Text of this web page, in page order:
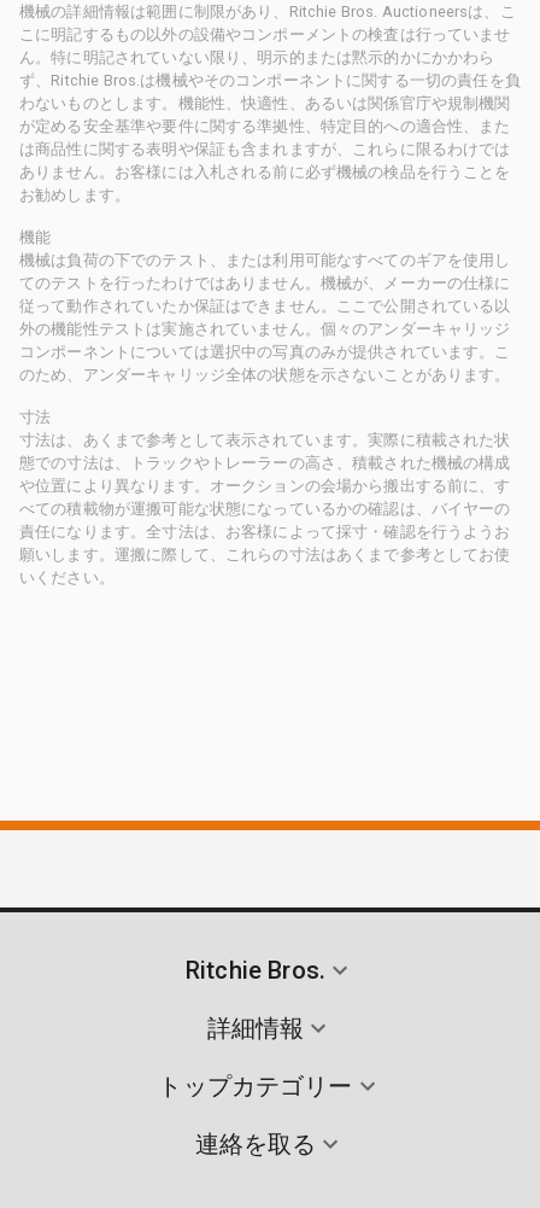
機械の詳細情報は範囲に制限があり、Ritchie Bros. Auctioneersは、こ
こに明記するもの以外の設備やコンポーメントの検査は行っていませ
ん。特に明記されていない限り、明示的または黙示的かにかかわら
ず、Ritchie Bros.は機械やそのコンポーネントに関する一切の責任を負
わないものとします。機能性、快適性、あるいは関係官庁や規制機関
が定める安全基準や要件に関する準拠性、特定目的への適合性、また
は商品性に関する表明や保証も含まれますが、これらに限るわけでは
ありません。お客様には入札される前に必ず機械の検品を行うことを
お勧めします。
機能
機械は負荷の下でのテスト、または利用可能なすべてのギアを使用し
てのテストを行ったわけではありません。機械が、メーカーの仕様に
従って動作されていたか保証はできません。ここで公開されている以
外の機能性テストは実施されていません。個々のアンダーキャリッジ
コンポーネントについては選択中の写真のみが提供されています。こ
のため、アンダーキャリッジ全体の状態を示さないことがあります。
寸法
寸法は、あくまで参考として表示されています。実際に積載された状
態での寸法は、トラックやトレーラーの高さ、積載された機械の構成
や位置により異なります。オークションの会場から搬出する前に、す
べての積載物が運搬可能な状態になっているかの確認は、バイヤーの
責任になります。全寸法は、お客様によって採寸・確認を行うようお
願いします。運搬に際して、これらの寸法はあくまで参考としてお使
いください。
Ritchie Bros.
詳細情報
トップカテゴリー
連絡を取る